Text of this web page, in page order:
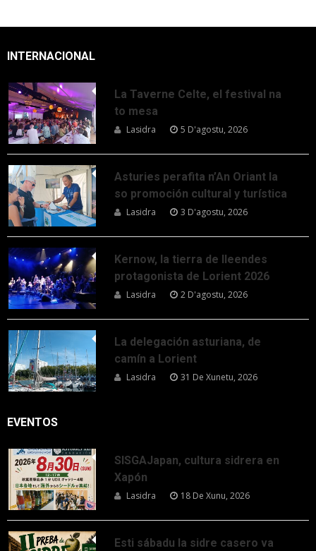
INTERNACIONAL
La Taverne Celte, el festival na
to mesa
Lasidra 5 D'agostu, 2026
Asturies perafita n’An Oriant la
so promoción cultural y turística
Lasidra 3 D'agostu, 2026
Kernow, la tierra de lleendes
protagonista de Lorient 2026
Lasidra 2 D'agostu, 2026
La delegación asturiana, de
camín a Lorient
Lasidra 31 De Xunetu, 2026
EVENTOS
SISGAJapan, cultura sidrera en
Xapón
Lasidra 18 De Xunu, 2026
Esti sábadu la sidre casero va